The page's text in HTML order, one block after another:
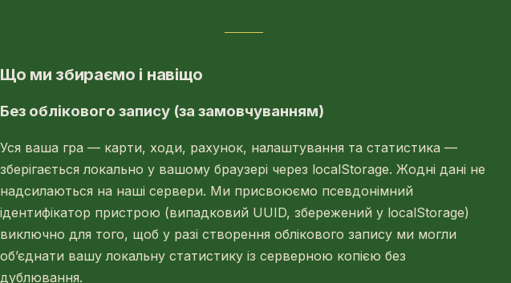
Що ми збираємо і навіщо
Без облікового запису (за замовчуванням)
Уся ваша гра — карти, ходи, рахунок, налаштування та статистика —
зберігається локально у вашому браузері через localStorage. Жодні дані не
надсилаються на наші сервери. Ми присвоюємо псевдонімний
ідентифікатор пристрою (випадковий UUID, збережений у localStorage)
виключно для того, щоб у разі створення облікового запису ми могли
об’єднати вашу локальну статистику із серверною копією без
дублювання.